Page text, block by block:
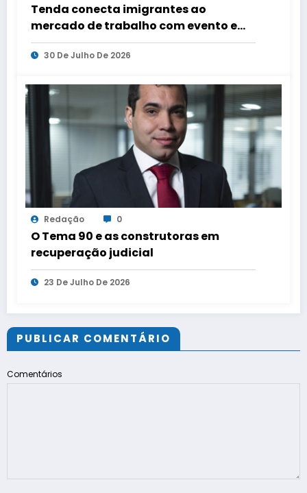
Tenda conecta imigrantes ao
mercado de trabalho com evento em
três capitais
30 De Julho De 2026
Redação 0
O Tema 90 e as construtoras em
recuperação judicial
23 De Julho De 2026
PUBLICAR COMENTÁRIO
Comentários